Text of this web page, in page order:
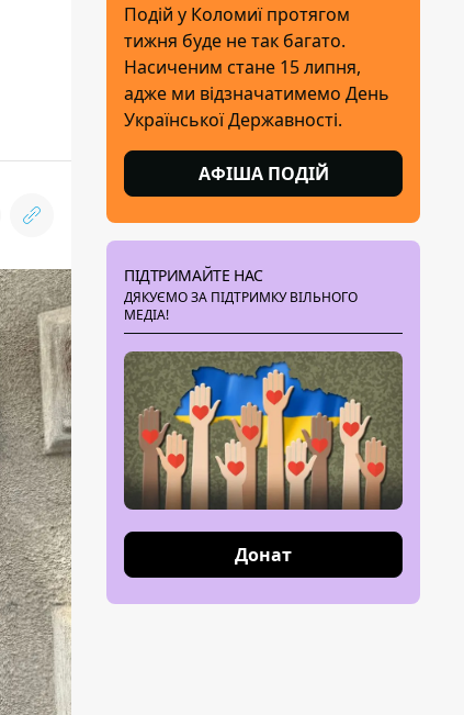
Подій у Коломиї протягом
тижня буде не так багато.
Насиченим стане 15 липня,
адже ми відзначатимемо День
Української Державності.
АФІША ПОДІЙ
ПІДТРИМАЙТЕ НАС
ДЯКУЄМО ЗА ПІДТРИМКУ ВІЛЬНОГО
МЕДІА!
Донат